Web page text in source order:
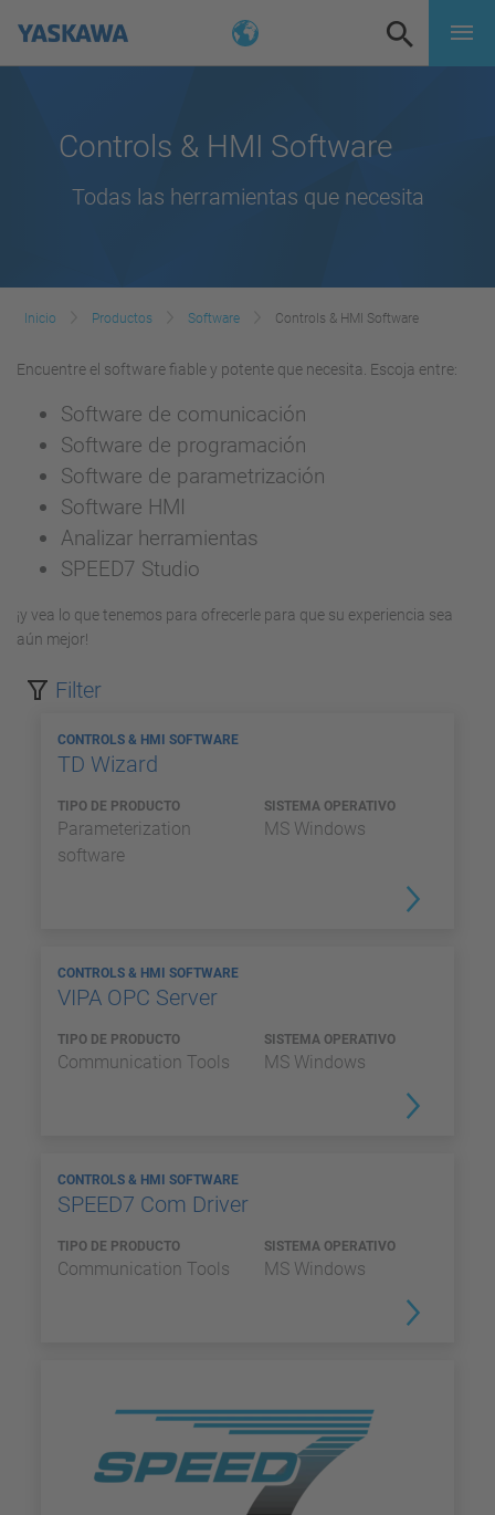
Controls & HMI Software
Todas las herramientas que necesita
Inicio Productos Software Controls & HMI Software
Encuentre el software fiable y potente que necesita. Escoja entre:
Software de comunicación
Software de programación
Software de parametrización
Software HMI
Analizar herramientas
SPEED7 Studio
¡y vea lo que tenemos para ofrecerle para que su experiencia sea
aún mejor!
Filter
CONTROLS & HMI SOFTWARE
TD Wizard
TIPO DE PRODUCTO
Parameterization
software
SISTEMA OPERATIVO
MS Windows
CONTROLS & HMI SOFTWARE
VIPA OPC Server
TIPO DE PRODUCTO
Communication Tools
SISTEMA OPERATIVO
MS Windows
CONTROLS & HMI SOFTWARE
SPEED7 Com Driver
TIPO DE PRODUCTO
Communication Tools
SISTEMA OPERATIVO
MS Windows